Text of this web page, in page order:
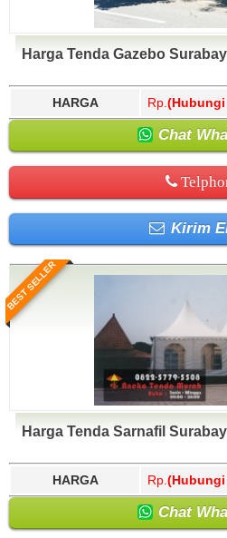
Harga Tenda Gazebo
HARGA Rp. (Hubungi
Chat
Kirim
BEST SELLER
Harga Tenda Sarnafil
HARGA Rp. (Hubungi
Chat